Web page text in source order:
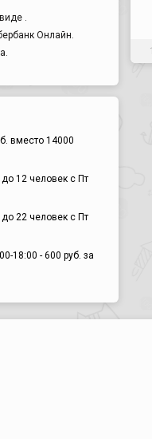
.
Онлайн.
вместо 14000
12 человек с Пт
22 человек с Пт
18:00 - 600 руб. за